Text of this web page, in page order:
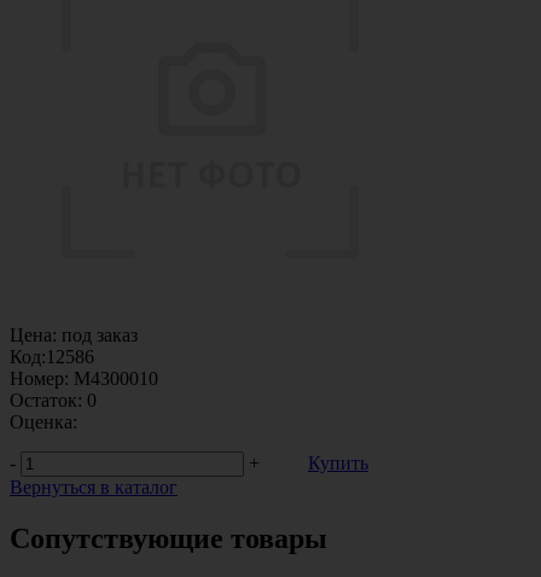
Цена: под заказ
Код:12586
Номер: M4300010
Остаток: 0
Оценка:
-
+
Купить
Вернуться в каталог
Сопутствующие товары